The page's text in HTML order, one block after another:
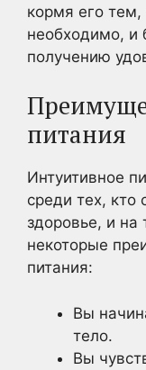
кормя его тем,
необходимо, и
получению
питания
Интуитивное
среди тех, кто
здоровье, и на
некоторые
питания:
Вы
тело.
Вы